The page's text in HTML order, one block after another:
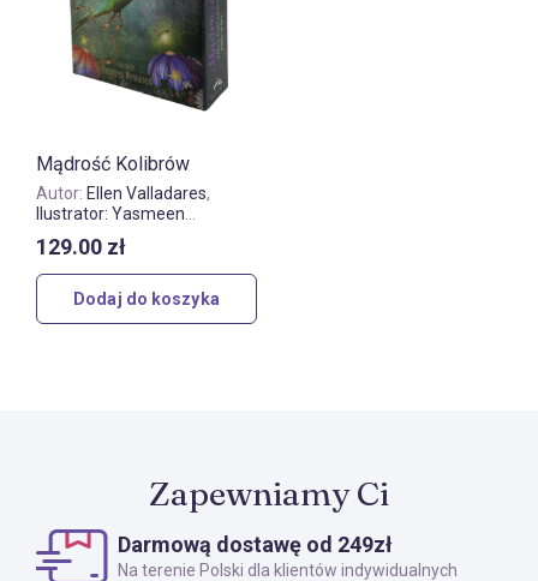
Dodaj do koszyka
Mądrość Kolibrów
Autor: Ellen Valladares,
Ilustrator: Yasmeen
Westwood
129.00 zł
Zapewniamy Ci
Darmową dostawę od 249zł
Na terenie Polski dla klientów indywidualnych